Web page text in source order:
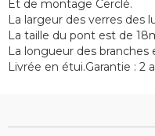
Et de montage Cerclé.
La largeur des verres des
La taille du pont est de
La longueur des branches
Livrée en étui.Garantie : 2